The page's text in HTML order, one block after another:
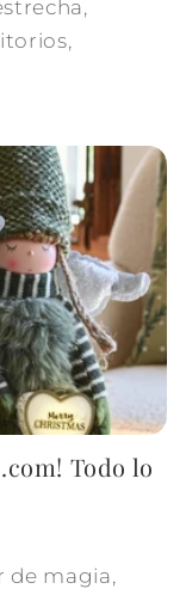
Todo lo
de magia,